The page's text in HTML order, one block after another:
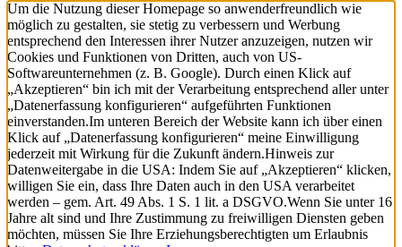
Um die Nutzung dieser Homepage so anwenderfreundlich wie
möglich zu gestalten, sie stetig zu verbessern und Werbung
entsprechend den Interessen ihrer Nutzer anzuzeigen, nutzen wir
Cookies und Funktionen von Dritten, auch von US-
Softwareunternehmen (z. B. Google). Durch einen Klick auf
„Akzeptieren“ bin ich mit der Verarbeitung entsprechend aller unter
„Datenerfassung konfigurieren“ aufgeführten Funktionen
einverstanden.Im unteren Bereich der Website kann ich über einen
Klick auf „Datenerfassung konfigurieren“ meine Einwilligung
jederzeit mit Wirkung für die Zukunft ändern.Hinweis zur
Datenweitergabe in die USA: Indem Sie auf „Akzeptieren“ klicken,
willigen Sie ein, dass Ihre Daten auch in den USA verarbeitet
werden – gem. Art. 49 Abs. 1 S. 1 lit. a DSGVO.Wenn Sie unter 16
Jahre alt sind und Ihre Zustimmung zu freiwilligen Diensten geben
möchten, müssen Sie Ihre Erziehungsberechtigten um Erlaubnis